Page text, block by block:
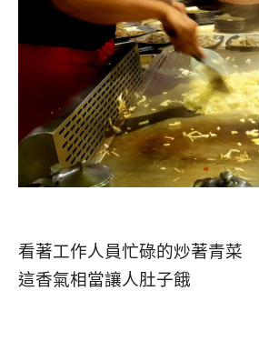
看著工作人員忙碌的炒著青菜
這香氣相當讓人肚子餓